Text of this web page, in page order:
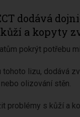
dodává
a kopyty
pokrýt
lizu, dodává
olizování stěn.
problémy s kůží a